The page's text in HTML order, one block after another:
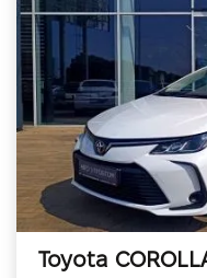
Toyota